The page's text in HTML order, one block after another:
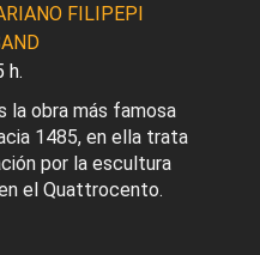
FILIPEPI
h.
la obra más famosa
1485, en ella trata
por la escultura
el Quattrocento.